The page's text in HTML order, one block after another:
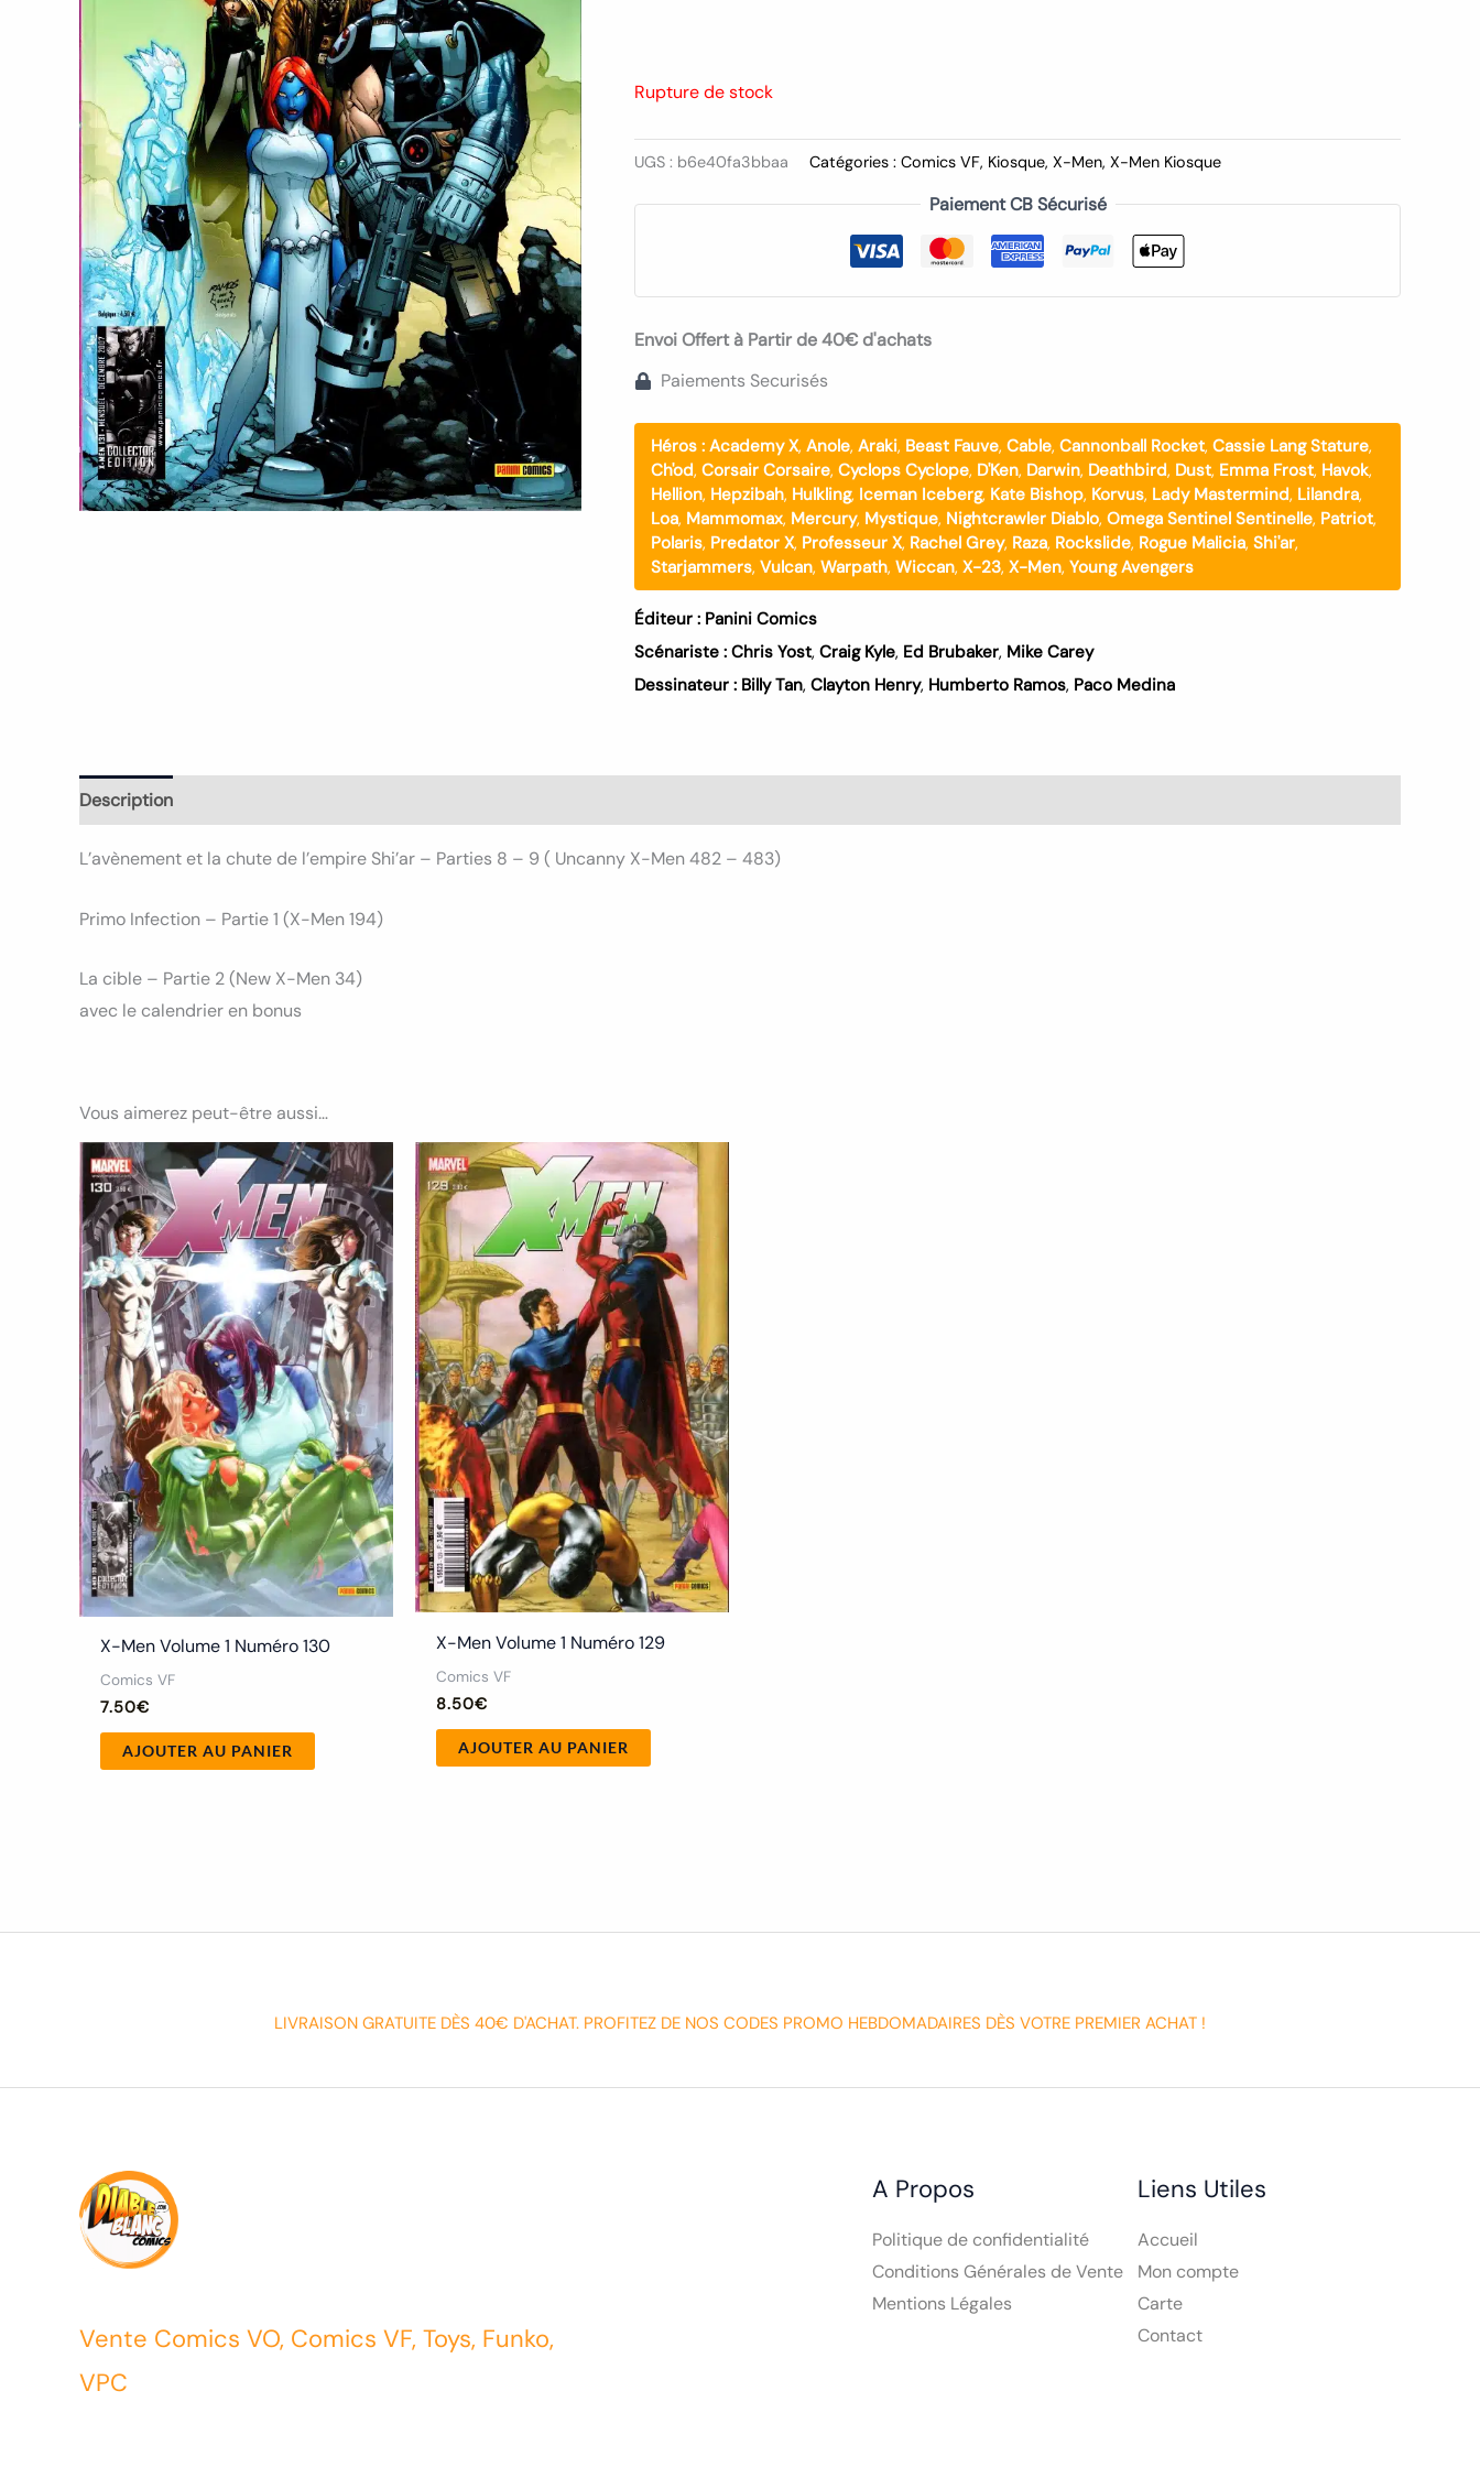
Rupture de stock
UGS : b6e40fa3bbaa Catégories : Comics VF, Kiosque, X-Men, X-Men Kiosque
Paiement CB Sécurisé
Envoi Offert à Partir de 40€ d'achats
Paiements Securisés
Héros : Academy X, Anole, Araki, Beast Fauve, Cable, Cannonball Rocket, Cassie Lang Stature,
Ch'od, Corsair Corsaire, Cyclops Cyclope, D'Ken, Darwin, Deathbird, Dust, Emma Frost, Havok,
Hellion, Hepzibah, Hulkling, Iceman Iceberg, Kate Bishop, Korvus, Lady Mastermind, Lilandra,
Loa, Mammomax, Mercury, Mystique, Nightcrawler Diablo, Omega Sentinel Sentinelle, Patriot,
Polaris, Predator X, Professeur X, Rachel Grey, Raza, Rockslide, Rogue Malicia, Shi'ar,
Starjammers, Vulcan, Warpath, Wiccan, X-23, X-Men, Young Avengers
Éditeur : Panini Comics
Scénariste : Chris Yost, Craig Kyle, Ed Brubaker, Mike Carey
Dessinateur : Billy Tan, Clayton Henry, Humberto Ramos, Paco Medina
Description
L’avènement et la chute de l’empire Shi’ar – Parties 8 – 9 ( Uncanny X-Men 482 – 483)
Primo Infection – Partie 1 (X-Men 194)
La cible – Partie 2 (New X-Men 34)
avec le calendrier en bonus
Vous aimerez peut-être aussi…
X-Men Volume 1 Numéro 130
Comics VF
7.50€
AJOUTER AU PANIER
X-Men Volume 1 Numéro 129
Comics VF
8.50€
AJOUTER AU PANIER
LIVRAISON GRATUITE DÈS 40€ D'ACHAT. PROFITEZ DE NOS CODES PROMO HEBDOMADAIRES DÈS VOTRE PREMIER ACHAT !
Vente Comics VO, Comics VF, Toys, Funko,
VPC
A Propos
Politique de confidentialité
Conditions Générales de Vente
Mentions Légales
Liens Utiles
Accueil
Mon compte
Carte
Contact